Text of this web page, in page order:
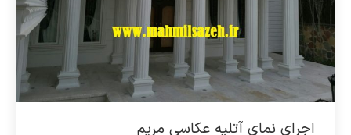
اجرای نمای آتلیه عکاسی مریم